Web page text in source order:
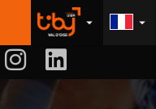
arrow_drop_down
arrow_drop_down